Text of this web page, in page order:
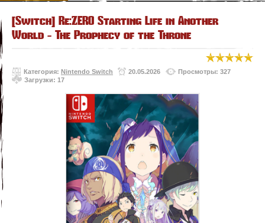
[Switch] Re:ZERO Starting Life in Another
World - The Prophecy of the Throne
Категория: Nintendo Switch 20.05.2026
Просмотры: 327
Загрузки: 17